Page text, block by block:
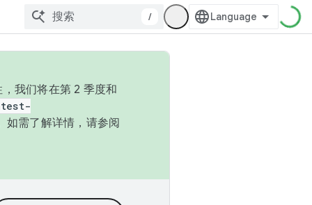
/
我们将在第 2 季度和
如需了解详情，请参阅